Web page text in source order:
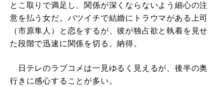
とこ取りで満足し、関係が深くならないよう細心の注
意を払う女だ。バツイチで結婚にトラウマがある上司
（市原隼人）と恋をするが、彼が独占欲と執着を見せ
た段階で迅速に関係を切る。納得。
日テレのラブコメは一見ゆるく見えるが、後半の奥
行きに感心することが多い。